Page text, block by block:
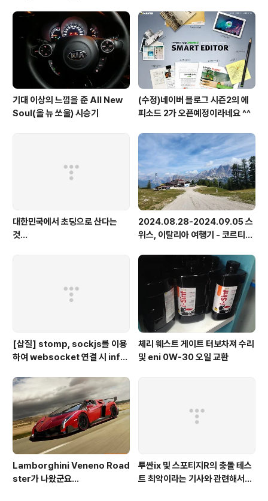
기대 이상의 느낌을 준 All New
Soul(올 뉴 쏘울) 시승기
(수정)네이버 블로그 시즌2의 에
피소드 2가 오픈예정이라네요 ^^
대한민국에서 초딩으로 산다는
것...
2024.08.28-2024.09.05 스
위스, 이탈리아 여행기 - 코르티나
스
[삽질] stomp, sockjs를 이용
하여 websocket 연결 시 info
체리 웨스트 게이트 터보차져 수리
및 eni 0W-30 오일 교환
Lamborghini Veneno Road
ster가 나왔군요...
투싼ix 및 스포티지R의 충돌 테스
트 최악이라는 기사와 관련해서...